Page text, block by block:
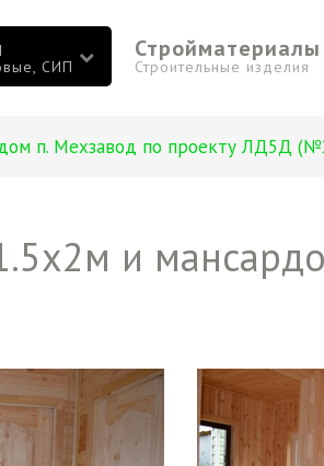
СИП
Стройматериалы
Строительные изделия
п. Мехзавод по проекту ЛД5Д
и